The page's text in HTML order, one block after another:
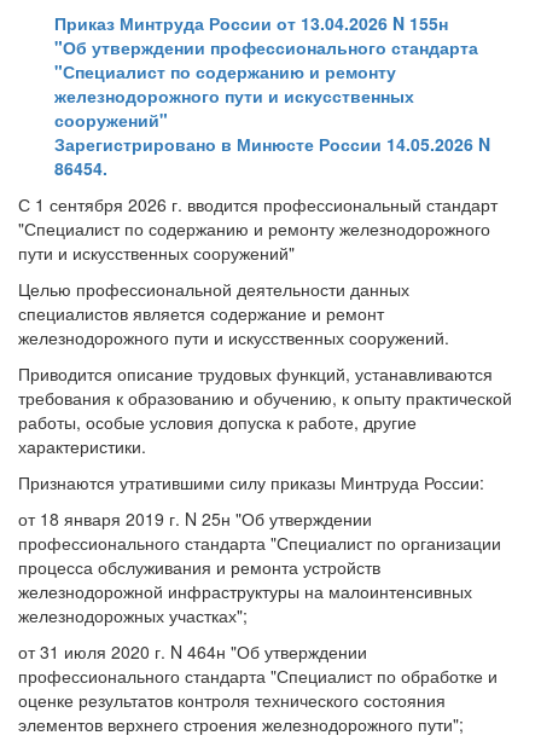
Приказ Минтруда России от 13.04.2026 N 155н
"Об утверждении профессионального стандарта
"Специалист по содержанию и ремонту
железнодорожного пути и искусственных
сооружений"
Зарегистрировано в Минюсте России 14.05.2026 N
86454.
С 1 сентября 2026 г. вводится профессиональный стандарт
"Специалист по содержанию и ремонту железнодорожного
пути и искусственных сооружений"
Целью профессиональной деятельности данных
специалистов является содержание и ремонт
железнодорожного пути и искусственных сооружений.
Приводится описание трудовых функций, устанавливаются
требования к образованию и обучению, к опыту практической
работы, особые условия допуска к работе, другие
характеристики.
Признаются утратившими силу приказы Минтруда России:
от 18 января 2019 г. N 25н "Об утверждении
профессионального стандарта "Специалист по организации
процесса обслуживания и ремонта устройств
железнодорожной инфраструктуры на малоинтенсивных
железнодорожных участках";
от 31 июля 2020 г. N 464н "Об утверждении
профессионального стандарта "Специалист по обработке и
оценке результатов контроля технического состояния
элементов верхнего строения железнодорожного пути";